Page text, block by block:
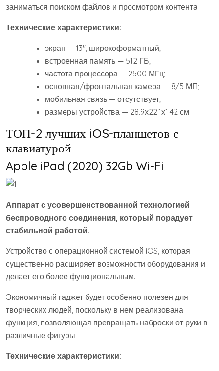
заниматься поиском файлов и просмотром контента.
Технические характеристики:
экран — 13″, широкоформатный;
встроенная память — 512 ГБ;
частота процессора — 2500 МГц;
основная/фронтальная камера — 8/5 МП;
мобильная связь — отсутствует;
размеры устройства — 28.9х22.1х1.42 см.
ТОП-2 лучших iOS-планшетов с
клавиатурой
Apple iPad (2020) 32Gb Wi-Fi
Аппарат с усовершенствованной технологией
беспроводного соединения, который порадует
стабильной работой.
Устройство с операционной системой iOS, которая
существенно расширяет возможности оборудования и
делает его более функциональным.
Экономичный гаджет будет особенно полезен для
творческих людей, поскольку в нем реализована
функция, позволяющая превращать наброски от руки в
различные фигуры.
Технические характеристики: